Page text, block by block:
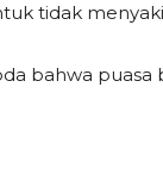
tidak
bahwa